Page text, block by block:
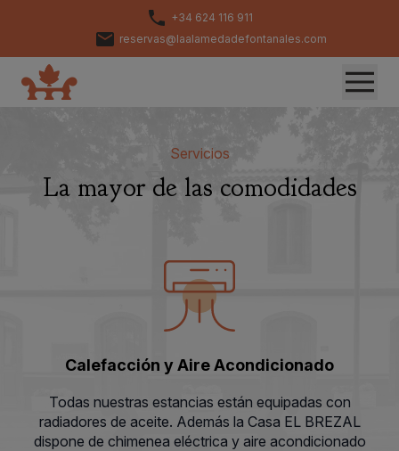
+34 624 116 911
reservas@laalamedadefontanales.com
Servicios
La mayor de las comodidades
Calefacción y Aire Acondicionado
Todas nuestras estancias están equipadas con
radiadores de aceite. Además la Casa EL BREZAL
dispone de chimenea eléctrica y aire acondicionado